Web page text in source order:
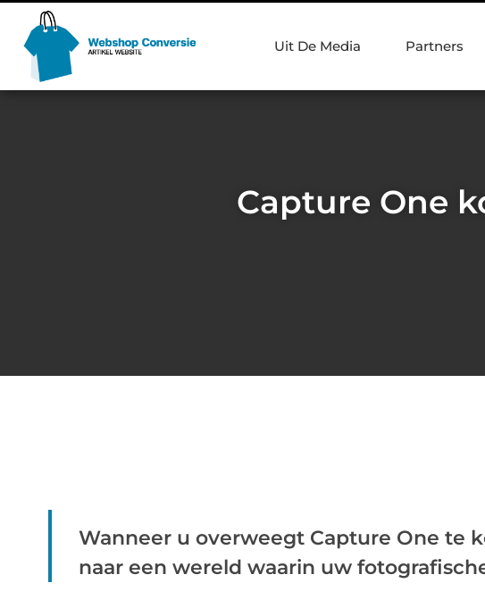
Uit De Media Partners
Capture One
Wanneer u overweegt Capture One te
naar een wereld waarin uw